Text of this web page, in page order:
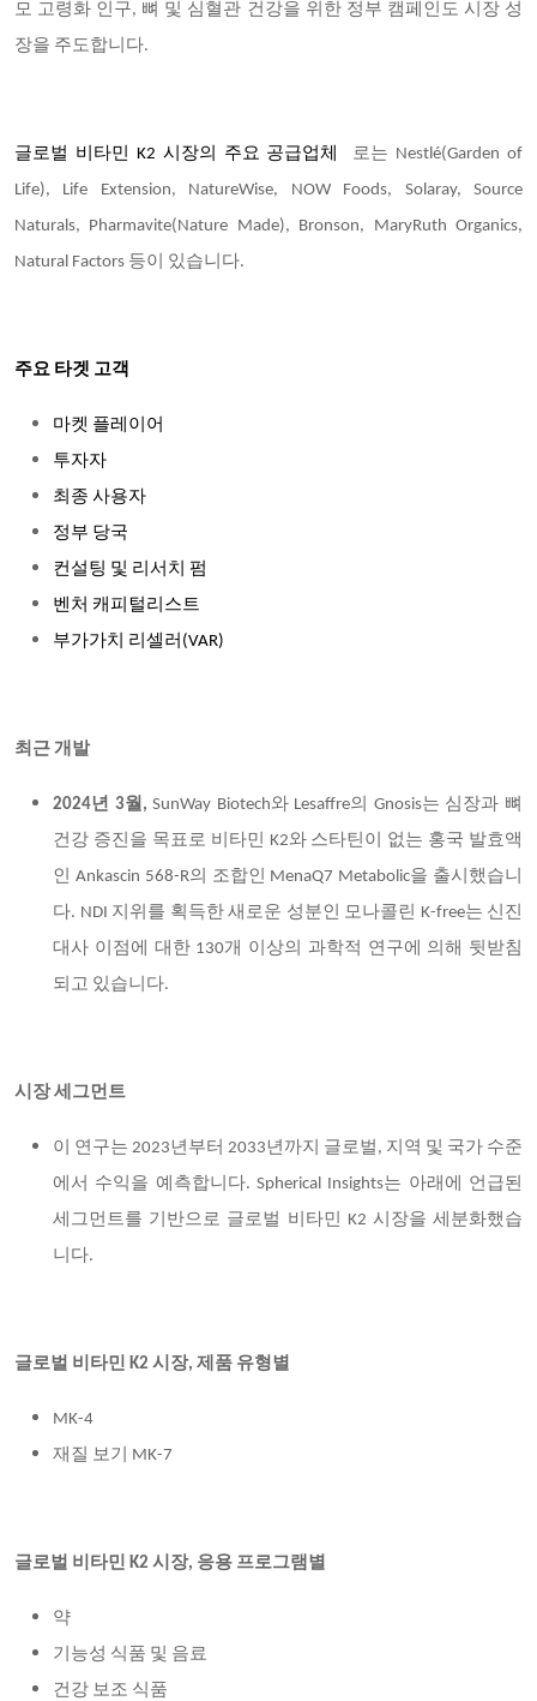
모 고령화 인구, 뼈 및 심혈관 건강을 위한 정부 캠페인도 시장 성
장을 주도합니다.
글로벌 비타민 K2 시장의 주요 공급업체
로는 Nestlé(Garden of
Life), Life Extension, NatureWise, NOW Foods, Solaray, Source
Naturals, Pharmavite(Nature Made), Bronson, MaryRuth Organics,
Natural Factors 등이 있습니다.
주요 타겟 고객
마켓 플레이어
투자자
최종 사용자
정부 당국
컨설팅 및 리서치 펌
벤처 캐피털리스트
부가가치 리셀러(VAR)
최근 개발
2024년 3월,SunWay Biotech와 Lesaffre의 Gnosis는 심장과 뼈
건강 증진을 목표로 비타민 K2와 스타틴이 없는 홍국 발효액
인 Ankascin 568-R의 조합인 MenaQ7 Metabolic을 출시했습니
다. NDI 지위를 획득한 새로운 성분인 모나콜린 K-free는 신진
대사 이점에 대한 130개 이상의 과학적 연구에 의해 뒷받침
되고 있습니다.
시장 세그먼트
이 연구는 2023년부터 2033년까지 글로벌, 지역 및 국가 수준
에서 수익을 예측합니다. Spherical Insights는 아래에 언급된
세그먼트를 기반으로 글로벌 비타민 K2 시장을 세분화했습
니다.
글로벌 비타민 K2 시장, 제품 유형별
MK-4
재질 보기 MK-7
글로벌 비타민 K2 시장, 응용 프로그램별
약
기능성 식품 및 음료
건강 보조 식품